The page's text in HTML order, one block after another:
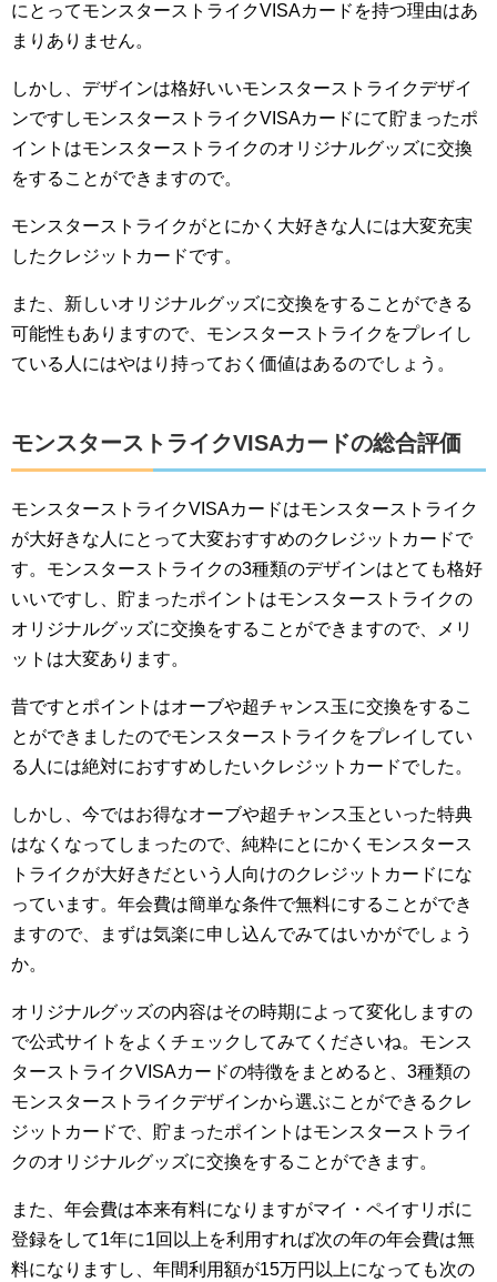
にとってモンスターストライクVISAカードを持つ理由はあ
まりありません。
しかし、デザインは格好いいモンスターストライクデザイ
ンですしモンスターストライクVISAカードにて貯まったポ
イントはモンスターストライクのオリジナルグッズに交換
をすることができますので。
モンスターストライクがとにかく大好きな人には大変充実
したクレジットカードです。
また、新しいオリジナルグッズに交換をすることができる
可能性もありますので、モンスターストライクをプレイし
ている人にはやはり持っておく価値はあるのでしょう。
モンスターストライクVISAカードの総合評価
モンスターストライクVISAカードはモンスターストライク
が大好きな人にとって大変おすすめのクレジットカードで
す。モンスターストライクの3種類のデザインはとても格好
いいですし、貯まったポイントはモンスターストライクの
オリジナルグッズに交換をすることができますので、メリ
ットは大変あります。
昔ですとポイントはオーブや超チャンス玉に交換をするこ
とができましたのでモンスターストライクをプレイしてい
る人には絶対におすすめしたいクレジットカードでした。
しかし、今ではお得なオーブや超チャンス玉といった特典
はなくなってしまったので、純粋にとにかくモンスタース
トライクが大好きだという人向けのクレジットカードにな
っています。年会費は簡単な条件で無料にすることができ
ますので、まずは気楽に申し込んでみてはいかがでしょう
か。
オリジナルグッズの内容はその時期によって変化しますの
で公式サイトをよくチェックしてみてくださいね。モンス
ターストライクVISAカードの特徴をまとめると、3種類の
モンスターストライクデザインから選ぶことができるクレ
ジットカードで、貯まったポイントはモンスターストライ
クのオリジナルグッズに交換をすることができます。
また、年会費は本来有料になりますがマイ・ペイすリボに
登録をして1年に1回以上を利用すれば次の年の年会費は無
料になりますし、年間利用額が15万円以上になっても次の